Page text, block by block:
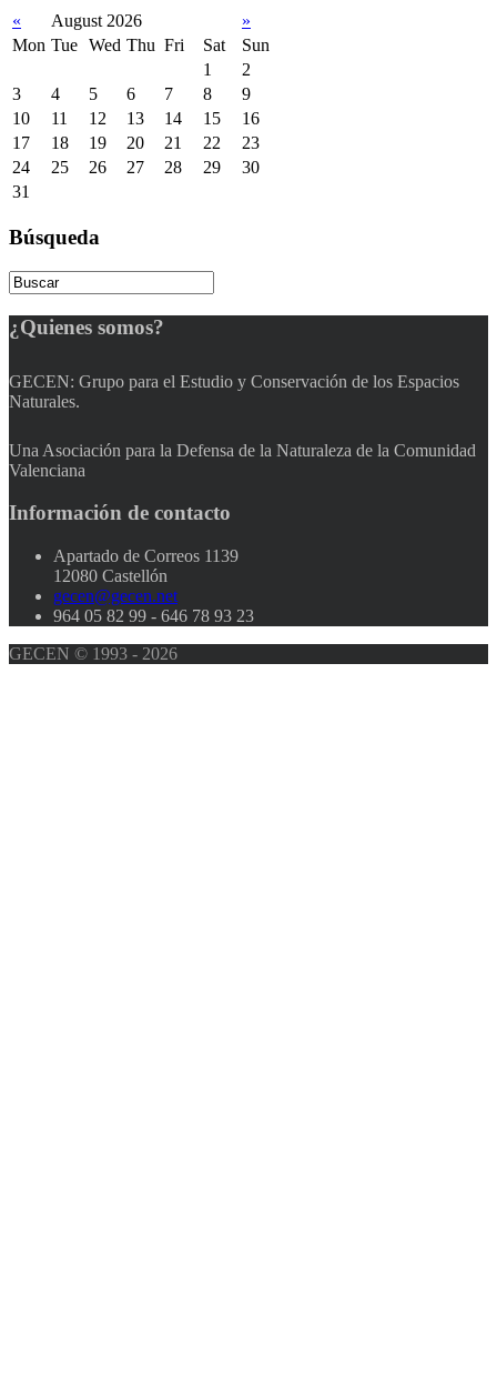
« August 2026
»
Mon Tue Wed Thu Fri Sat
Sun
1
2
3
4 5 6 7 8
9
10
11 12 13 14 15
16
17
18 19 20 21 22
23
24
25 26 27 28 29
30
31
Búsqueda
¿Quienes somos?
GECEN: Grupo para el Estudio y Conservación de los Espacios
Naturales.
Una Asociación para la Defensa de la Naturaleza de la Comunidad
Valenciana
Información de contacto
Apartado de Correos 1139
12080 Castellón
gecen@gecen.net
964 05 82 99 - 646 78 93 23
GECEN © 1993 - 2026